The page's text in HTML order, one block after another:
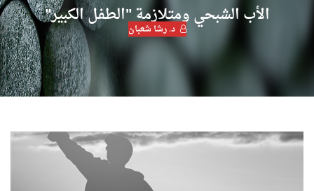
الأب الشبحي ومتلازمة "الطفل الكبير"
د. رشا شعبان